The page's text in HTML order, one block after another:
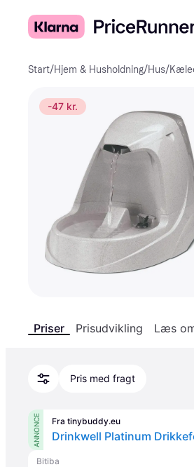
Start/Hjem & Husholdning/Hus/
-47 kr.
Priser Prisudvikling Læs
Pris med fragt
ANNONCE Fra tinybuddy.eu
Drinkwell Platinum
Bitiba